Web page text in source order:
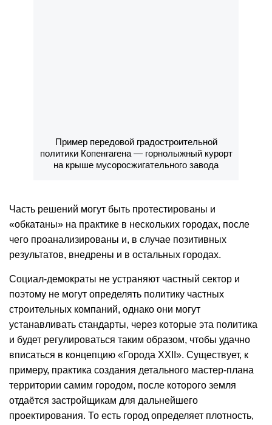
Пример передовой градостроительной
политики Копенгагена — горнолыжный курорт
на крыше мусоросжигательного завода
Часть решений могут быть протестированы и
«обкатаны» на практике в нескольких городах, после
чего проанализированы и, в случае позитивных
результатов, внедрены и в остальных городах.
Социал-демократы не устраняют частный сектор и
поэтому не могут определять политику частных
строительных компаний, однако они могут
устанавливать стандарты, через которые эта политика
и будет регулироваться таким образом, чтобы удачно
вписаться в концепцию «Города XXII». Существует, к
примеру, практика создания детального мастер-плана
территории самим городом, после которого земля
отдаётся застройщикам для дальнейшего
проектирования. То есть город определяет плотность,